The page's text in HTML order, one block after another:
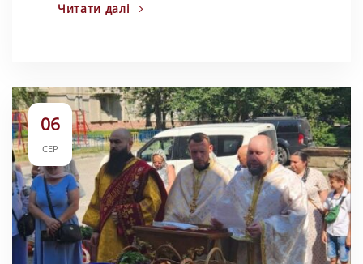
Читати далі
06
СЕР